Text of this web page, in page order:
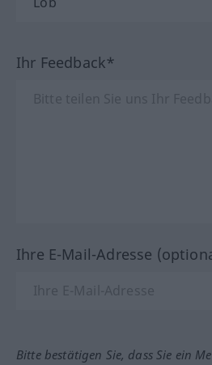
Ihr Feedback*
Ihre E-Mail-Adresse
Bitte bestätigen Sie, dass Sie ein